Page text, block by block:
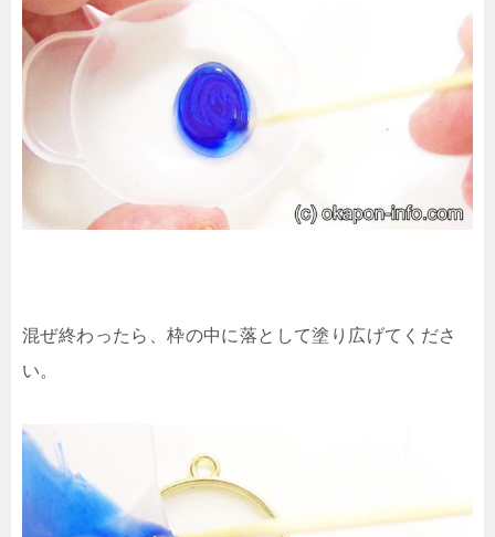
混ぜ終わったら、枠の中に落として塗り広げてくださ
い。